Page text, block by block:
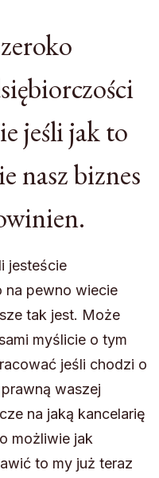
jeśli jak to
nasz biznes
jesteście
na pewno wiecie
tak jest. Może
myślicie o tym
jeśli chodzi o
waszej
na jaką kancelarię
możliwie jak
to my już teraz